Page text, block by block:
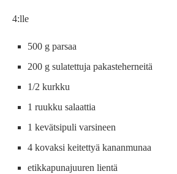
4:lle
500 g parsaa
200 g sulatettuja pakasteherneitä
1/2 kurkku
1 ruukku salaattia
1 kevätsipuli varsineen
4 kovaksi keitettyä kananmunaa
etikkapunajuuren lientä